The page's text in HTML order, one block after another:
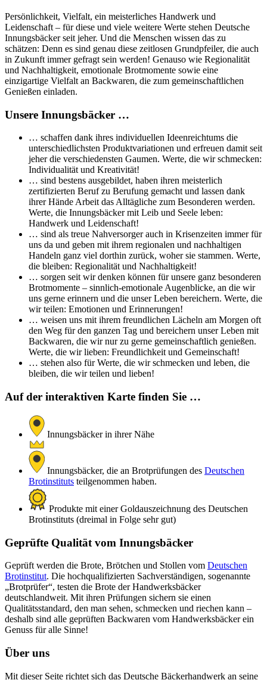
Persönlichkeit, Vielfalt, ein meisterliches Handwerk und
Leidenschaft – für diese und viele weitere Werte stehen Deutsche
Innungsbäcker seit jeher. Und die Menschen wissen das zu
schätzen: Denn es sind genau diese zeitlosen Grundpfeiler, die auch
in Zukunft immer gefragt sein werden! Genauso wie Regionalität
und Nachhaltigkeit, emotionale Brotmomente sowie eine
einzigartige Vielfalt an Backwaren, die zum gemeinschaftlichen
Genießen einladen.
Unsere Innungsbäcker …
… schaffen dank ihres individuellen Ideenreichtums die
unterschiedlichsten Produktvariationen und erfreuen damit seit
jeher die verschiedensten Gaumen. Werte, die wir schmecken:
Individualität und Kreativität!
… sind bestens ausgebildet, haben ihren meisterlich
zertifizierten Beruf zu Berufung gemacht und lassen dank
ihrer Hände Arbeit das Alltägliche zum Besonderen werden.
Werte, die Innungsbäcker mit Leib und Seele leben:
Handwerk und Leidenschaft!
… sind als treue Nahversorger auch in Krisenzeiten immer für
uns da und geben mit ihrem regionalen und nachhaltigen
Handeln ganz viel dorthin zurück, woher sie stammen. Werte,
die bleiben: Regionalität und Nachhaltigkeit!
… sorgen seit wir denken können für unsere ganz besonderen
Brotmomente – sinnlich-emotionale Augenblicke, an die wir
uns gerne erinnern und die unser Leben bereichern. Werte, die
wir teilen: Emotionen und Erinnerungen!
… weisen uns mit ihrem freundlichen Lächeln am Morgen oft
den Weg für den ganzen Tag und bereichern unser Leben mit
Backwaren, die wir nur zu gerne gemeinschaftlich genießen.
Werte, die wir lieben: Freundlichkeit und Gemeinschaft!
… stehen also für Werte, die wir schmecken und leben, die
bleiben, die wir teilen und lieben!
Auf der interaktiven Karte finden Sie …
Innungsbäcker in ihrer Nähe
Innungsbäcker, die an Brotprüfungen des Deutschen
Brotinstituts teilgenommen haben.
Produkte mit einer Goldauszeichnung des Deutschen
Brotinstituts (dreimal in Folge sehr gut)
Geprüfte Qualität vom Innungsbäcker
Geprüft werden die Brote, Brötchen und Stollen vom Deutschen
Brotinstitut. Die hochqualifizierten Sachverständigen, sogenannte
„Brotprüfer“, testen die Brote der Handwerksbäcker
deutschlandweit. Mit ihren Prüfungen sichern sie einen
Qualitätsstandard, den man sehen, schmecken und riechen kann –
deshalb sind alle geprüften Backwaren vom Handwerksbäcker ein
Genuss für alle Sinne!
Über uns
Mit dieser Seite richtet sich das Deutsche Bäckerhandwerk an seine